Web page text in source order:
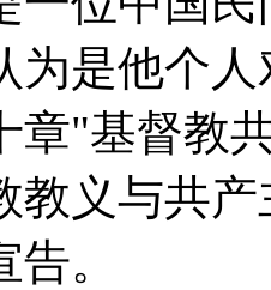
为是他个
章"基督教
教义与共
。